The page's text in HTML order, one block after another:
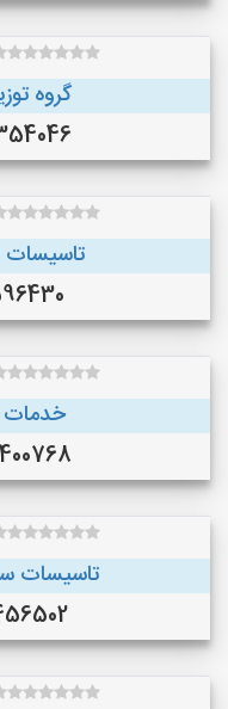
گروه
خدمات
تاسیسات